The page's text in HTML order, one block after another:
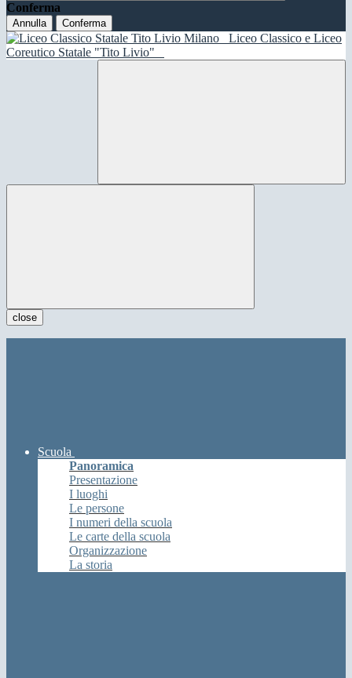
Conferma
Annulla Conferma
Liceo Classico e Liceo
Coreutico Statale "Tito Livio"
close
Scuola
Panoramica
Presentazione
I luoghi
Le persone
I numeri della scuola
Le carte della scuola
Organizzazione
La storia